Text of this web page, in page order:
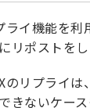
ライ機能を利
リポストを
のリプライ
きないケース